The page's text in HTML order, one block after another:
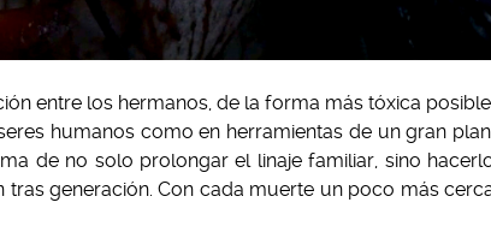
entre los hermanos, de la forma más tóxica
humanos como en herramientas de un gran
de no solo prolongar el linaje familiar, sino
generación. Con cada muerte un poco más